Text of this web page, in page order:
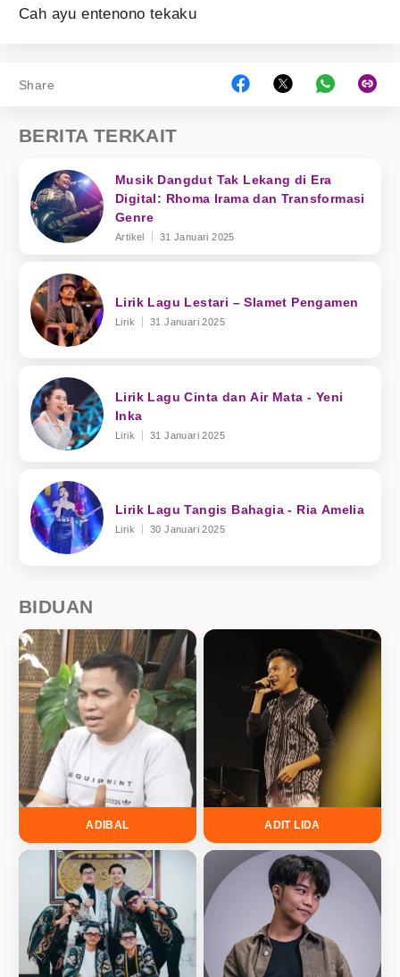
Cah ayu entenono tekaku
Share
BERITA TERKAIT
Musik Dangdut Tak Lekang di Era
Digital: Rhoma Irama dan Transformasi
Genre
Artikel 31 Januari 2025
Lirik Lagu Lestari – Slamet Pengamen
Lirik 31 Januari 2025
Lirik Lagu Cinta dan Air Mata - Yeni
Inka
Lirik 31 Januari 2025
Lirik Lagu Tangis Bahagia - Ria Amelia
Lirik 30 Januari 2025
BIDUAN
ADIBAL ADIT LIDA